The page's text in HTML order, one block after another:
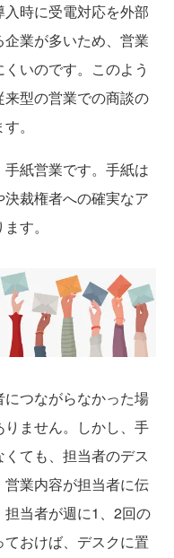
時に受電対応を外部
業が多いため、営業
いのです。このよう
型の営業での商談の
。
紙営業です。手紙は
裁権者への確実なア
す。
つながらなかった場
ません。しかし、手
ても、担当者のデス
業内容が担当者に伝
当者が週に1、2回の
おけば、デスクに置